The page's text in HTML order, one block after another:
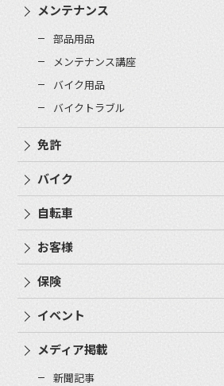
メンテナンス
部品用品
メンテナンス講座
バイク用品
バイクトラブル
免許
バイク
自転車
お客様
保険
イベント
メディア掲載
新聞記事